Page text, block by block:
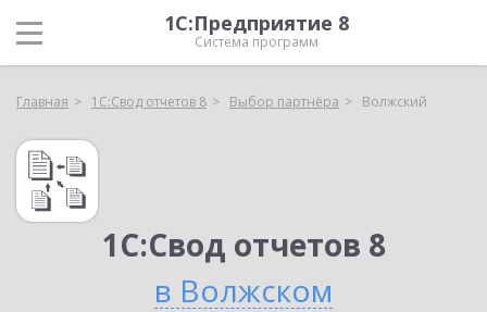
1С:Предприятие 8
Система программ
Главная 1С:Свод отчетов 8 Выбор партнёра Волжский
1С:Свод отчетов 8
в Волжском